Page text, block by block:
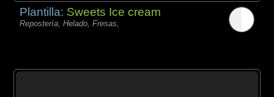
Plantilla: Sweets Ice cream
Repostería, Helado, Fresas,